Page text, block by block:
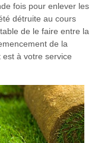
fois pour enlever les
détruite au cours
de le faire entre la
de la
à votre service